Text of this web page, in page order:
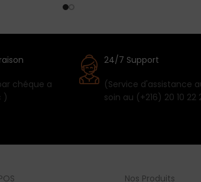
chéque a
)
24/7 Support
(Service d'assistance
soin au (+216) 20 10 22
Nos Produits